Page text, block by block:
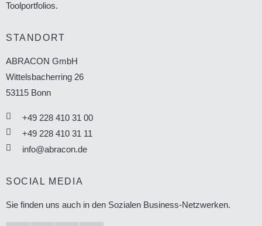
Toolportfolios.
STANDORT
ABRACON GmbH
Wittelsbacherring 26
53115 Bonn
+49 228 410 31 00
+49 228 410 31 11
info@abracon.de
SOCIAL MEDIA
Sie finden uns auch in den Sozialen Business-Netzwerken.